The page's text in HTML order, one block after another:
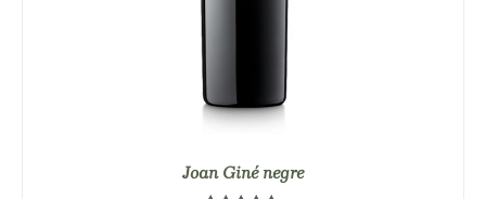
Joan Giné negre